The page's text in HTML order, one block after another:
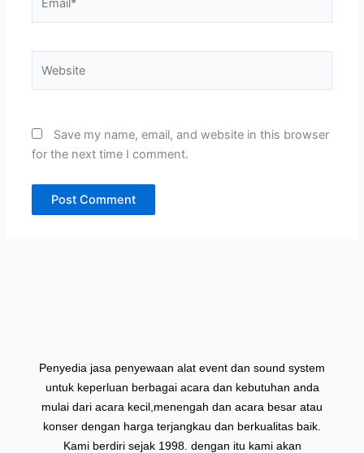
Save my name, email, and website in this browser
for the next time I comment.
Penyedia jasa penyewaan alat event dan sound system
untuk keperluan berbagai acara dan kebutuhan anda
mulai dari acara kecil,menengah dan acara besar atau
konser dengan harga terjangkau dan berkualitas baik.
Kami berdiri sejak 1998. dengan itu kami akan